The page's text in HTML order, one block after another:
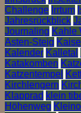
Challenge Irrtum
Jahresrückblick
Journaling Kahle
Asten-Steig
Kalender Kalletal
Katakomben
Katzentempel
Kirchlengern
Klapprad klein
Höhenweg